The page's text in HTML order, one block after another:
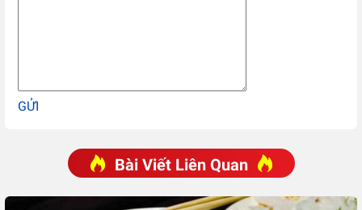
GỬI
Bài Viết Liên Quan